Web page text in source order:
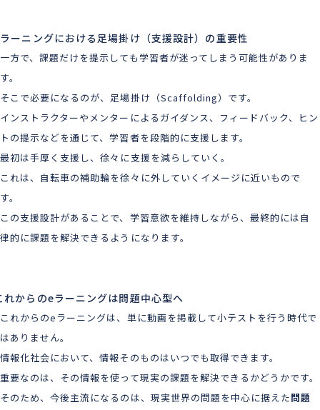
ーニングにおける足場掛け（支援設計）の重要性
一方で、課題だけを提示しても学習者が迷ってしまう可能性がありま
す。
そこで必要になるのが、足場掛け（Scaffolding）です。
インストラクターやメンターによるガイダンス、フィードバック、ヒン
トの提示などを通じて、学習者を段階的に支援します。
最初は手厚く支援し、徐々に支援を減らしていく。
これは、自転車の補助輪を徐々に外していくイメージに近いもので
す。
この支援設計があることで、学習意欲を維持しながら、最終的には自
律的に課題を解決できるようになります。
れからのeラーニングは問題中心型へ
これからのeラーニングは、単に動画を掲載して小テストを行う時代で
はありません。
情報化社会において、情報そのものはいつでも取得できます。
重要なのは、その情報を使って現実の課題を解決できるかどうかです。
そのため、今後主流になるのは、現実世界の問題を中心に据えた問題